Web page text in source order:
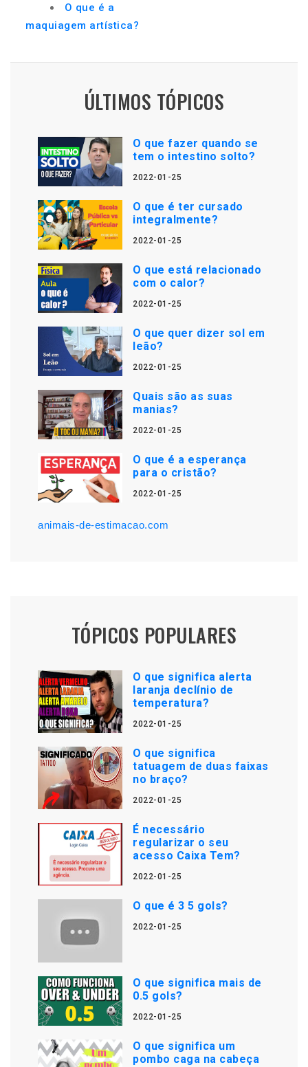
O que é a
maquiagem artística?
ÚLTIMOS TÓPICOS
O que fazer quando se
tem o intestino solto?
2022-01-25
O que é ter cursado
integralmente?
2022-01-25
O que está relacionado
com o calor?
2022-01-25
O que quer dizer sol em
leão?
2022-01-25
Quais são as suas
manias?
2022-01-25
O que é a esperança
para o cristão?
2022-01-25
animais-de-estimacao.com
TÓPICOS POPULARES
O que significa alerta
laranja declínio de
temperatura?
2022-01-25
O que significa
tatuagem de duas faixas
no braço?
2022-01-25
É necessário
regularizar o seu
acesso Caixa Tem?
2022-01-25
O que é 3 5 gols?
2022-01-25
O que significa mais de
0.5 gols?
2022-01-25
O que significa um
pombo caga na cabeça